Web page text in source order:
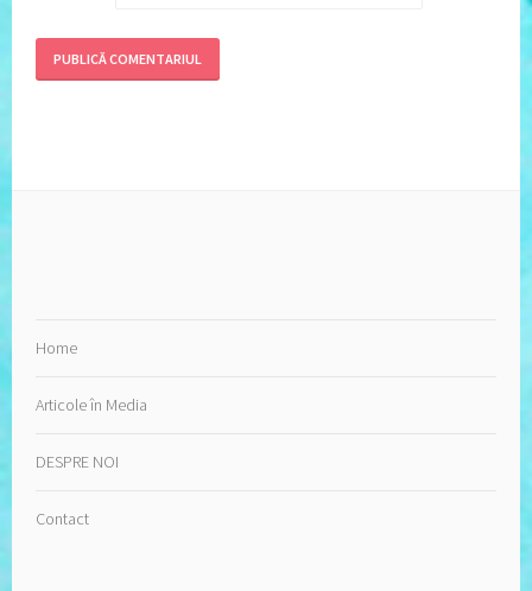
Home
Articole în Media
DESPRE NOI
Contact